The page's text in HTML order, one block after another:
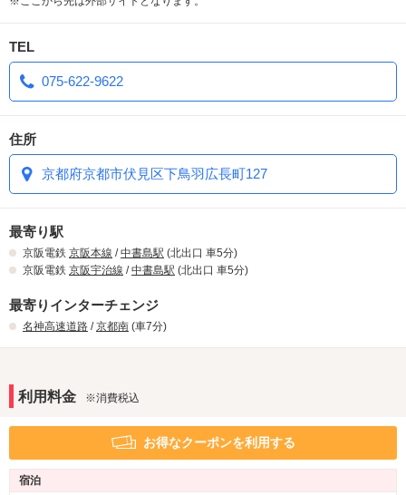
【季節限定】無料レンタルアメニティ
話題のシャンプー＆トリートメントや人気ボディウォッシュなどをピッ
クアップ。
気になるアイテムを無料でお試しいただけます！
【期間限定】居酒屋メニュー
自慢のおつまみメニューできました。
お酒のお供や、ちょっと食べたい時に一品いかが？
TEL
075-622-9622
住所
京都府京都市伏見区下鳥羽広長町127
最寄り駅
京阪電鉄 京阪本線 /中書島駅 (北出口 車5分)
京阪電鉄 京阪宇治線 /中書島駅 (北出口 車5分)
最寄りインターチェンジ
名神高速道路 /京都南 (車7分)
利用料金 ※消費税込
お得なクーポンを利用する
宿泊